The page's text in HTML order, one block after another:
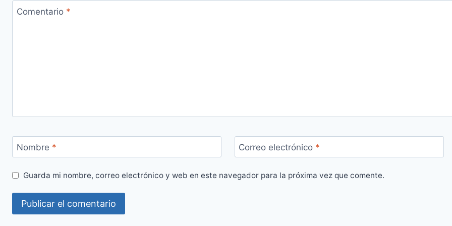
Comentario *
Nombre * Correo electrónico *
Guarda mi nombre, correo electrónico y web en este navegador para la próxima vez que comente.